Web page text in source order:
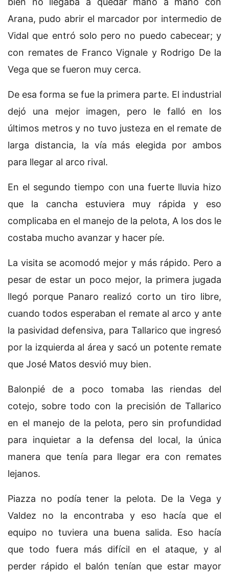
Arana, pudo abrir el marcador por intermedio de
Vidal que entró solo pero no puedo cabecear; y
con remates de Franco Vignale y Rodrigo De la
Vega que se fueron muy cerca.
De esa forma se fue la primera parte. El industrial
dejó una mejor imagen, pero le falló en los
últimos metros y no tuvo justeza en el remate de
larga distancia, la vía más elegida por ambos
para llegar al arco rival.
En el segundo tiempo con una fuerte lluvia hizo
que la cancha estuviera muy rápida y eso
complicaba en el manejo de la pelota, A los dos le
costaba mucho avanzar y hacer píe.
La visita se acomodó mejor y más rápido. Pero a
pesar de estar un poco mejor, la primera jugada
llegó porque Panaro realizó corto un tiro libre,
cuando todos esperaban el remate al arco y ante
la pasividad defensiva, para Tallarico que ingresó
por la izquierda al área y sacó un potente remate
que José Matos desvió muy bien.
Balonpié de a poco tomaba las riendas del
cotejo, sobre todo con la precisión de Tallarico
en el manejo de la pelota, pero sin profundidad
para inquietar a la defensa del local, la única
manera que tenía para llegar era con remates
lejanos.
Piazza no podía tener la pelota. De la Vega y
Valdez no la encontraba y eso hacía que el
equipo no tuviera una buena salida. Eso hacía
que todo fuera más difícil en el ataque, y al
perder rápido el balón tenían que estar mayor